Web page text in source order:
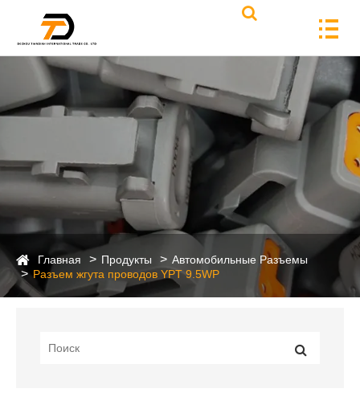
Главная Продукты
Автомобильные Разъемы
Разъем жгута проводов YPT 9.5WP